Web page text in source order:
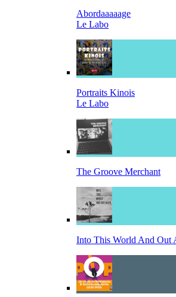
Abordaaaaage
Le Labo
Portraits Kinois
Le Labo
The Groove Merchant
Into This World And Out